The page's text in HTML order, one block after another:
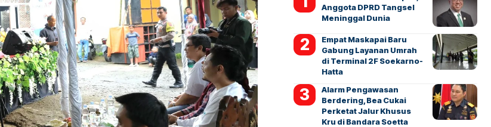
Anggota DPRD Tangsel
Meninggal Dunia
Empat Maskapai Baru
Gabung Layanan Umrah
di Terminal 2F Soekarno-
Hatta
Alarm Pengawasan
Berdering, Bea Cukai
Perketat Jalur Khusus
Kru di Bandara Soetta